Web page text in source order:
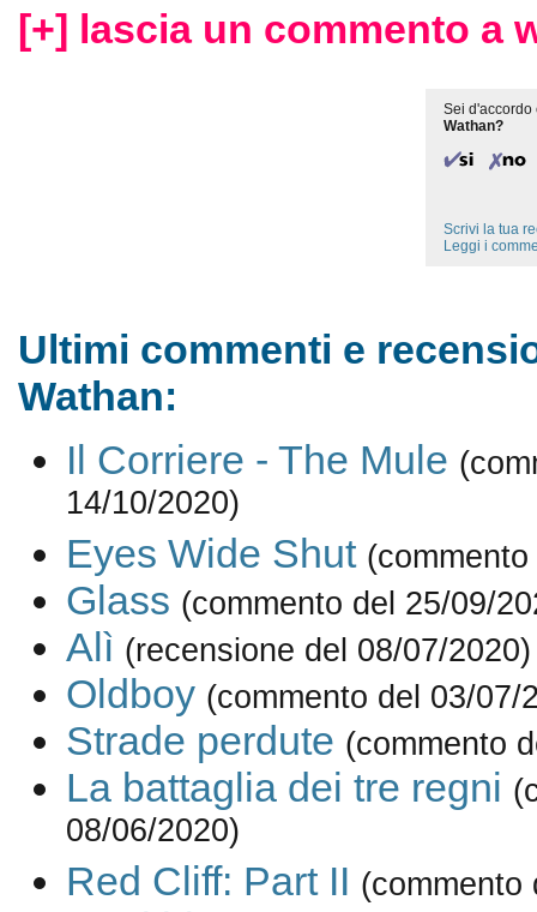
[+] lascia un commento a
Sei d'accordo
Wathan?
Scrivi la tua
Leggi i
Ultimi commenti e
Wathan:
Il Corriere - The Mule
14/10/2020)
Eyes Wide Shut
Glass (commento del 25/09/
Alì (recensione del 08/07/2020)
Oldboy (commento del 03/07/
Strade perdute (commento
La battaglia dei tre regni
08/06/2020)
Red Cliff: Part II (commento